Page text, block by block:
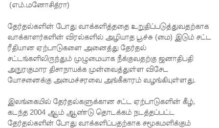
எச்சரிக்
மட்டக்கள
ப்பு
சிறைச்சா
சுற்றி
பலத்த
(எம்.மனோசித்ரா)
தேர்தல்களின் போது வாக்களித்ததை உறுதிப்படுத்துவதற்காக
வாக்காளர்களின் விரல்களில் அழியாத பூச்சு (மை) இடும் சட்ட
ரீதியான ஏற்பாடுகளை அனைத்து தேர்தல்
சட்டங்களிலிருந்தும் முழுமையாக நீக்குவதற்கு ஜனாதிபதி
அநுரகுமார திசாநாயக்க முன்வைத்துள்ள விசேட
யோசனைக்கு அமைச்சரவை அங்கீகாரம் வழங்கியுள்ளது.
இலங்கையில் தேர்தல்களுக்கான சட்ட ஏற்பாடுகளின் கீழ்,
கடந்த 2004 ஆம் ஆண்டு தொடக்கம் நடத்தப்பட்ட
தேர்தல்களின் போது வாக்களிப்பதற்காக சமூகமளிக்கும்